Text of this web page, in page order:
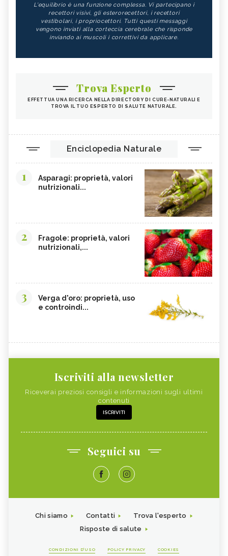
L'equilibrio è una funzione complessa. Vi partecipano i
recettori visivi, gli esterorecettori, i recettori
vestibolari, i propriocettori. Tutti questi messaggi
vengono inviati alla corteccia cerebrale che risponde
inviando ai muscoli i correttivi da applicare.
Trova Esperto
EFFETTUA UNA RICERCA NELLA DIRECTORY DI CURE-NATURALI E
TROVA IL TUO ESPERTO DI SALUTE NATURALE.
Enciclopedia Naturale
1
Asparagi: proprietà, valori
nutrizionali...
2
Fragole: proprietà, valori
nutrizionali,...
3
Verga d'oro: proprietà, uso
e controindi...
Iscriviti alla newsletter
Riceverai preziosi consigli e informazioni sugli ultimi
contenuti
ISCRIVITI
Seguici su
Chi siamo Contatti
Trova l'esperto
Risposte di salute
CONDIZIONI D'USO POLICY PRIVACY COOKIES